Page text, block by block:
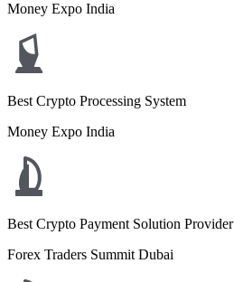
Money Expo India
Best Crypto Processing System
Money Expo India
Best Crypto Payment Solution Provider
Forex Traders Summit Dubai